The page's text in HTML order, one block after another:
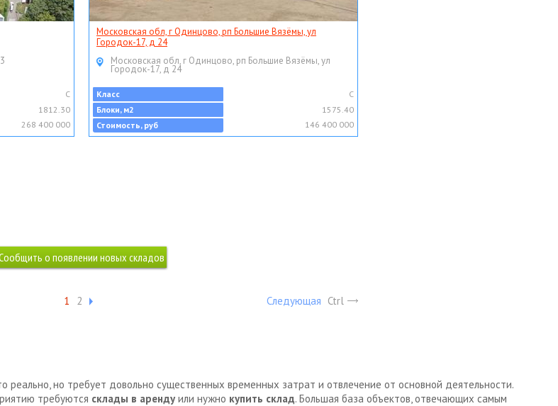
C
1812.30
268 400 000
Московская обл, г Одинцово, рп Большие Вязёмы, ул
Городок-17, д 24
Московская обл, г Одинцово, рп Большие Вязёмы, ул
Городок-17, д 24
Класс
C
Блоки, м2
1575.40
Стоимость, руб
146 400 000
1 2 Следующая Ctrl
реально, но требует довольно существенных временных затрат и отвлечение от основной деятельности.
требуются склады в аренду или нужно купить склад. Большая база объектов, отвечающих самым